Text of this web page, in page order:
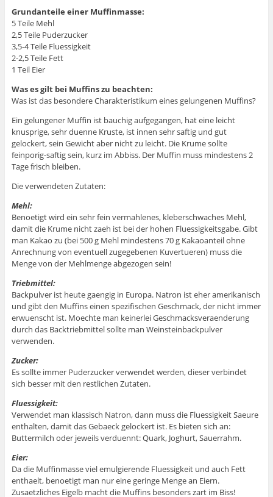
Grundanteile einer Muffinmasse:
5 Teile Mehl
2,5 Teile Puderzucker
3,5-4 Teile Fluessigkeit
2-2,5 Teile Fett
1 Teil Eier
Was es gilt bei Muffins zu beachten:
Was ist das besondere Charakteristikum eines gelungenen Muffins?
Ein gelungener Muffin ist bauchig aufgegangen, hat eine leicht
knusprige, sehr duenne Kruste, ist innen sehr saftig und gut
gelockert, sein Gewicht aber nicht zu leicht. Die Krume sollte
feinporig-saftig sein, kurz im Abbiss. Der Muffin muss mindestens 2
Tage frisch bleiben.
Die verwendeten Zutaten:
Mehl:
Benoetigt wird ein sehr fein vermahlenes, kleberschwaches Mehl,
damit die Krume nicht zaeh ist bei der hohen Fluessigkeitsgabe. Gibt
man Kakao zu (bei 500 g Mehl mindestens 70 g Kakaoanteil ohne
Anrechnung von eventuell zugegebenen Kuvertueren) muss die
Menge von der Mehlmenge abgezogen sein!
Triebmittel:
Backpulver ist heute gaengig in Europa. Natron ist eher amerikanisch
und gibt den Muffins einen spezifischen Geschmack, der nicht immer
erwuenscht ist. Moechte man keinerlei Geschmacksveraenderung
durch das Backtriebmittel sollte man Weinsteinbackpulver
verwenden.
Zucker:
Es sollte immer Puderzucker verwendet werden, dieser verbindet
sich besser mit den restlichen Zutaten.
Fluessigkeit:
Verwendet man klassisch Natron, dann muss die Fluessigkeit Saeure
enthalten, damit das Gebaeck gelockert ist. Es bieten sich an:
Buttermilch oder jeweils verduennt: Quark, Joghurt, Sauerrahm.
Eier:
Da die Muffinmasse viel emulgierende Fluessigkeit und auch Fett
enthaelt, benoetigt man nur eine geringe Menge an Eiern.
Zusaetzliches Eigelb macht die Muffins besonders zart im Biss!